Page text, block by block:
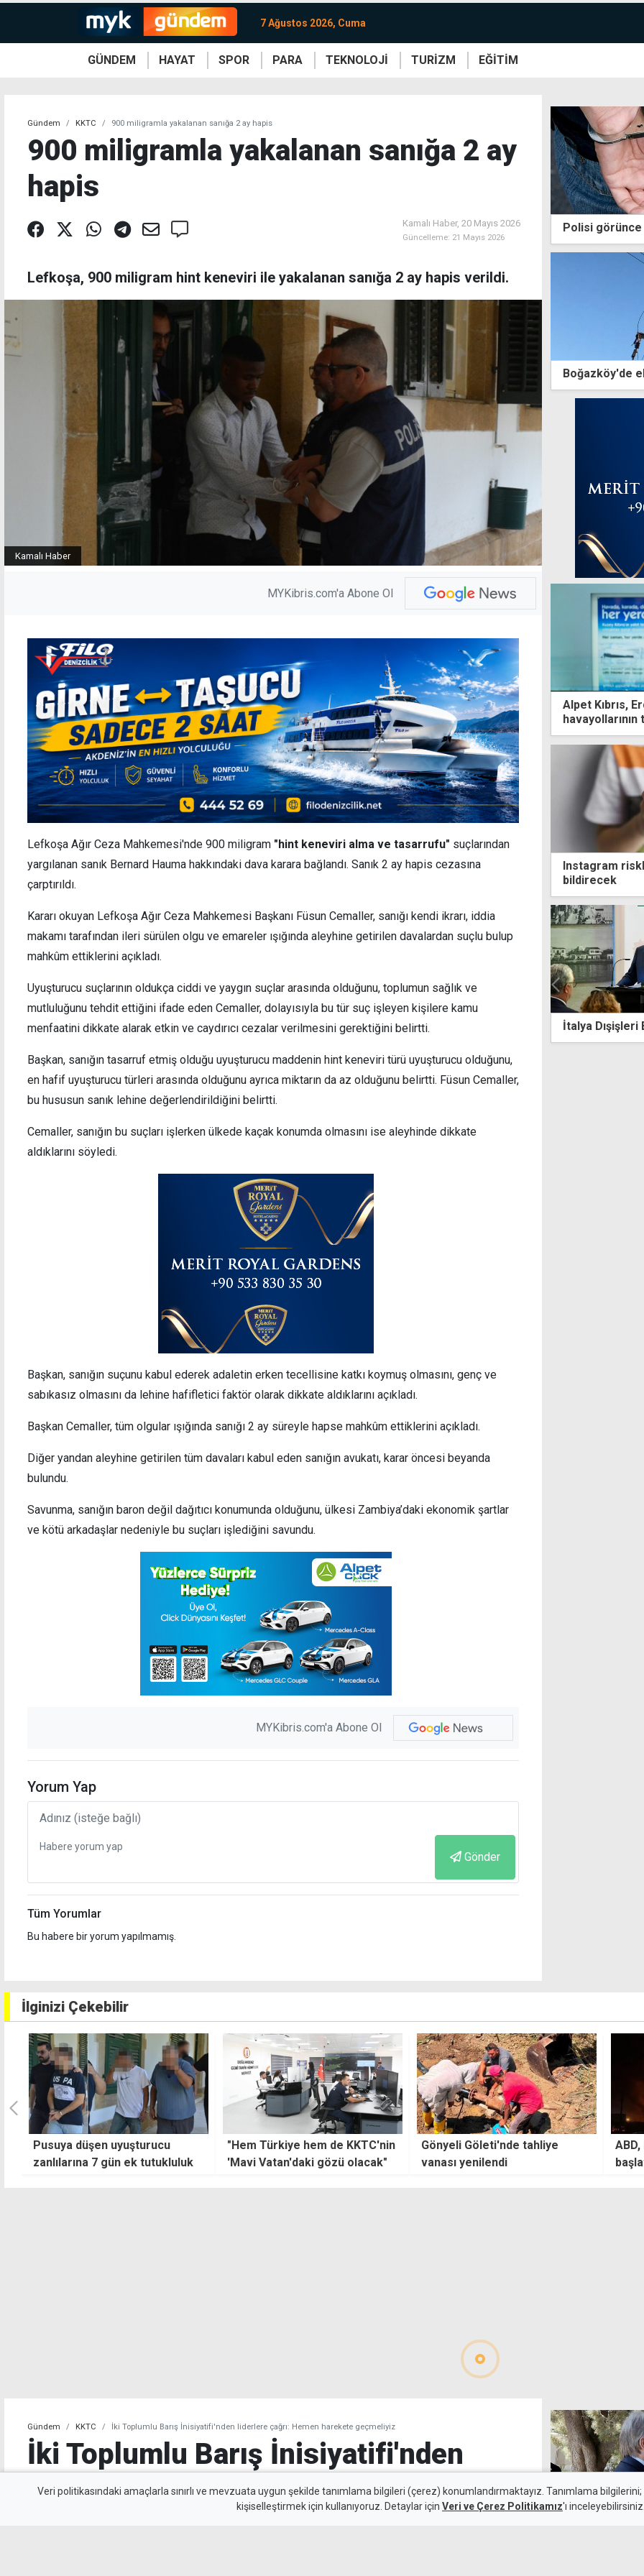
7 Ağustos 2026, Cuma
GÜNDEM HAYAT SPOR PARA TEKNOLOJİ TURİZM EĞİTİM
Gündem KKTC 900 miligramla yakalanan sanığa 2 ay hapis
900 miligramla yakalanan sanığa 2 ay
hapis
Kamalı Haber, 20 Mayıs 2026
Güncelleme: 21 Mayıs 2026
Lefkoşa, 900 miligram hint keneviri ile yakalanan sanığa 2 ay hapis verildi.
Kamalı Haber
MYKibris.com'a Abone Ol
Lefkoşa Ağır Ceza Mahkemesi'nde 900 miligram "hint keneviri alma ve tasarrufu" suçlarından
yargılanan sanık Bernard Hauma hakkındaki dava karara bağlandı. Sanık 2 ay hapis cezasına
çarptırıldı.
Kararı okuyan Lefkoşa Ağır Ceza Mahkemesi Başkanı Füsun Cemaller, sanığı kendi ikrarı, iddia
makamı tarafından ileri sürülen olgu ve emareler ışığında aleyhine getirilen davalardan suçlu bulup
mahkûm ettiklerini açıkladı.
Uyuşturucu suçlarının oldukça ciddi ve yaygın suçlar arasında olduğunu, toplumun sağlık ve
mutluluğunu tehdit ettiğini ifade eden Cemaller, dolayısıyla bu tür suç işleyen kişilere kamu
menfaatini dikkate alarak etkin ve caydırıcı cezalar verilmesini gerektiğini belirtti.
Başkan, sanığın tasarruf etmiş olduğu uyuşturucu maddenin hint keneviri türü uyuşturucu olduğunu,
en hafif uyuşturucu türleri arasında olduğunu ayrıca miktarın da az olduğunu belirtti. Füsun Cemaller,
bu hususun sanık lehine değerlendirildiğini belirtti.
Cemaller, sanığın bu suçları işlerken ülkede kaçak konumda olmasını ise aleyhinde dikkate
aldıklarını söyledi.
Başkan, sanığın suçunu kabul ederek adaletin erken tecellisine katkı koymuş olmasını, genç ve
sabıkasız olmasını da lehine hafifletici faktör olarak dikkate aldıklarını açıkladı.
Başkan Cemaller, tüm olgular ışığında sanığı 2 ay süreyle hapse mahkûm ettiklerini açıkladı.
Diğer yandan aleyhine getirilen tüm davaları kabul eden sanığın avukatı, karar öncesi beyanda
bulundu.
Savunma, sanığın baron değil dağıtıcı konumunda olduğunu, ülkesi Zambiya’daki ekonomik şartlar
ve kötü arkadaşlar nedeniyle bu suçları işlediğini savundu.
MYKibris.com'a Abone Ol
Yorum Yap
Gönder
Tüm Yorumlar
Bu habere bir yorum yapılmamış.
Polisi
Boğazköy'de
Alpet Kıbrıs,
Instagram
bildirecek
"Kıbrıs Türkü'nün egemenliğini yok sayan
İtalya Dışişleri Bakanı: Kıbrıs'ta diyalog şart
"Savaş
saldırganlığa
İlginizi Çekebilir
"Hem Türkiye hem de KKTC'nin
'Mavi Vatan'daki gözü olacak"
Gönyeli Göleti'nde tahliye
vanası yenilendi
ABD, İran'a yeni saldırılar
başlattı
İki
Gündem KKTC İki Toplumlu Barış İnisiyatifi'nden liderlere çağrı: Hemen harekete geçmeliyiz
İki Toplumlu Barış İnisiyatifi'nden
liderlere çağrı: Hemen harekete
Veri politikasındaki amaçlarla sınırlı ve mevzuata uygun şekilde tanımlama bilgileri (çerez) konumlandırmaktayız. Tanımlama
kişiselleştirmek için kullanıyoruz. Detaylar için Veri ve Çerez Politikamız'ı inceleyebilirsiniz.